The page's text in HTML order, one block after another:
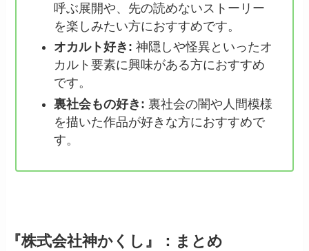
呼ぶ展開や、先の読めないストーリー
を楽しみたい方におすすめです。
オカルト好き: 神隠しや怪異といったオ
カルト要素に興味がある方におすすめ
です。
裏社会もの好き: 裏社会の闇や人間模様
を描いた作品が好きな方におすすめで
す。
『株式会社神かくし』：まとめ